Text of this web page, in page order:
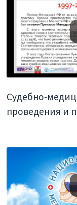
Судебно-
проведения и